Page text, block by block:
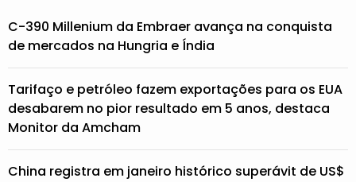
C-390 Millenium da Embraer avança na conquista
de mercados na Hungria e Índia
Tarifaço e petróleo fazem exportações para os EUA
desabarem no pior resultado em 5 anos, destaca
Monitor da Amcham
China registra em janeiro histórico superávit de US$